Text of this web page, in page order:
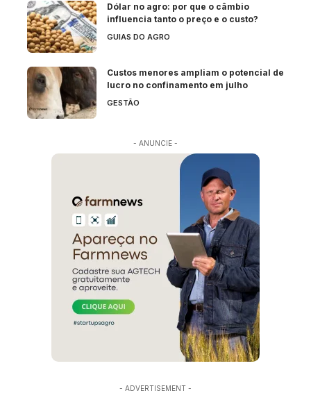
Dólar no agro: por que o câmbio
influencia tanto o preço e o custo?
GUIAS DO AGRO
Custos menores ampliam o potencial de
lucro no confinamento em julho
GESTÃO
- ANUNCIE -
- ADVERTISEMENT -